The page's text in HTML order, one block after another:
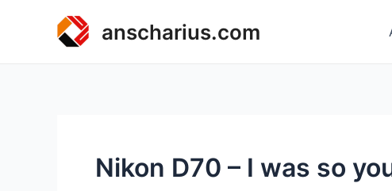
anscharius.com
Nikon D70 – I was so